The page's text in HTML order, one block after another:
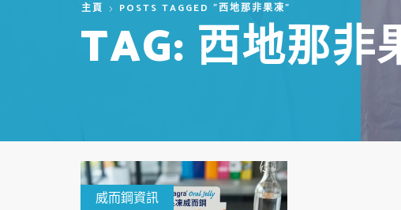
主頁 POSTS TAGGED "西地那非果凍"
TAG: 西地那非
威而鋼資訊